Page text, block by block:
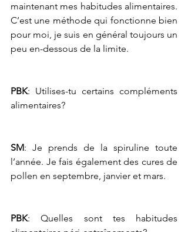
maintenant mes habitudes alimentaires.
C’est une méthode qui fonctionne bien
pour moi, je suis en général toujours un
peu en-dessous de la limite.
PBK: Utilises-tu certains compléments
alimentaires?
SM: Je prends de la spiruline toute
l’année. Je fais également des cures de
pollen en septembre, janvier et mars.
PBK: Quelles sont tes habitudes